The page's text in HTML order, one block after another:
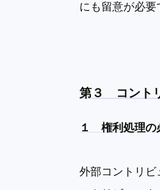
にも留意が必要
第３ コント
１ 権利処理の
外部コントリビ